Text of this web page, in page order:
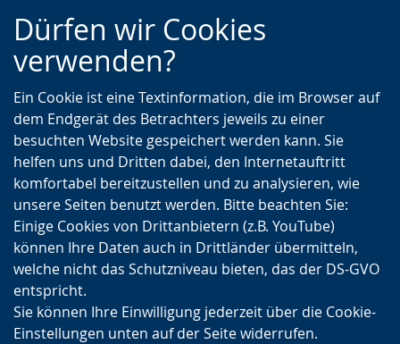
Zur
Hauptnavigation
Zur
Seitennavigation
Zum
Inhalt
Dürfen wir Cookies
verwenden?
Ein Cookie ist eine Textinformation, die im Browser auf
dem Endgerät des Betrachters jeweils zu einer
besuchten Website gespeichert werden kann. Sie
helfen uns und Dritten dabei, den Internetauftritt
komfortabel bereitzustellen und zu analysieren, wie
unsere Seiten benutzt werden. Bitte beachten Sie:
Einige Cookies von Drittanbietern (z.B. YouTube)
können Ihre Daten auch in Drittländer übermitteln,
welche nicht das Schutzniveau bieten, das der DS-GVO
entspricht.
Sie können Ihre Einwilligung jederzeit über die Cookie-
Einstellungen unten auf der Seite widerrufen.